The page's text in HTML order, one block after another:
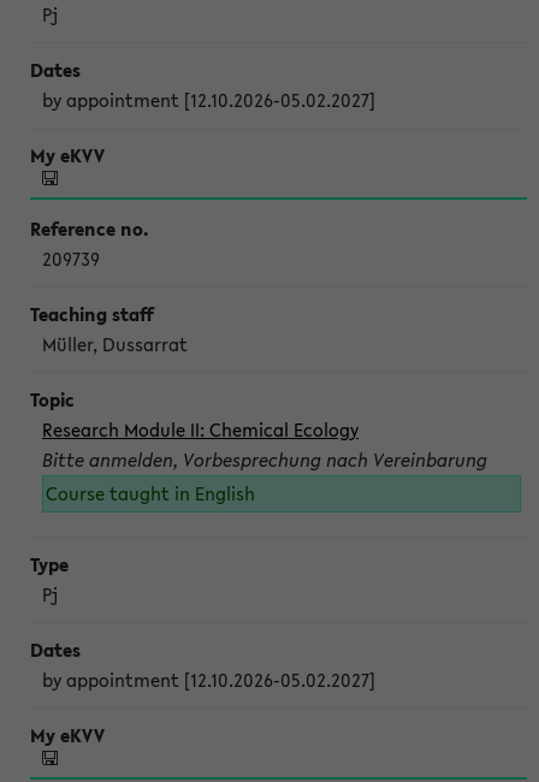
Pj
by appointment [12.10.2026-05.02.2027]
209739
Müller, Dussarrat
Research Module II: Chemical Ecology
Bitte anmelden, Vorbesprechung nach Vereinbarung
Course taught in English
Pj
by appointment [12.10.2026-05.02.2027]